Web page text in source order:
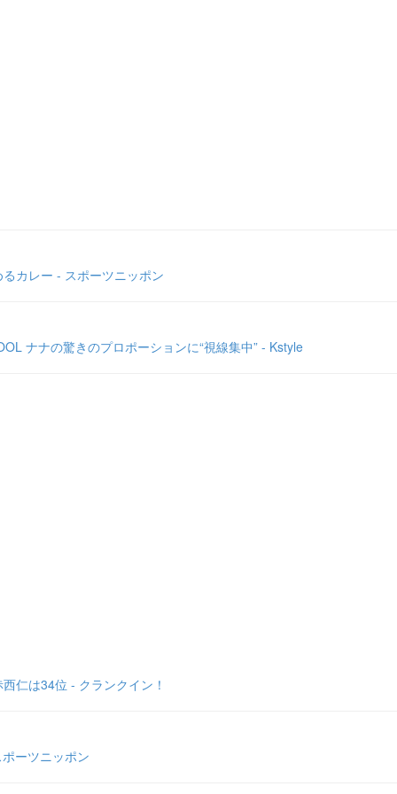
カレー - スポーツニッポン
ナナの驚きのプロポーションに“視線集中” - Kstyle
仁は34位 - クランクイン！
ーツニッポン